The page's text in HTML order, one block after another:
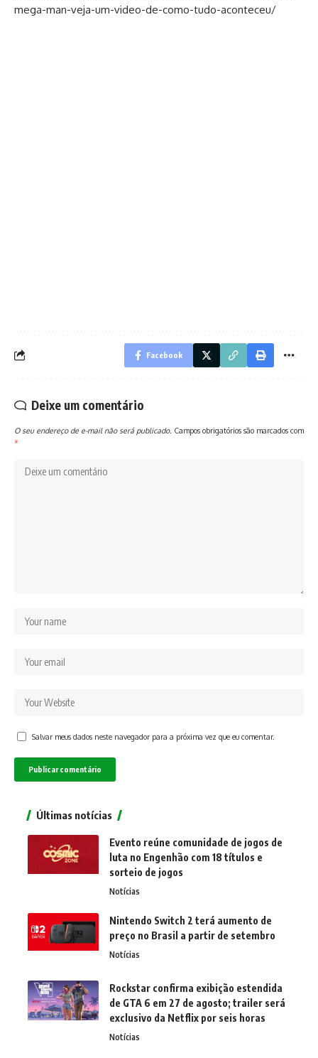
mega-man-veja-um-video-de-como-tudo-aconteceu/
Facebook
Deixe um comentário
O seu endereço de e-mail não será publicado. Campos obrigatórios são marcados com
*
Salvar meus dados neste navegador para a próxima vez que eu comentar.
Últimas notícias
Evento reúne comunidade de jogos de
luta no Engenhão com 18 títulos e
sorteio de jogos
Notícias
Nintendo Switch 2 terá aumento de
preço no Brasil a partir de setembro
Notícias
Rockstar confirma exibição estendida
de GTA 6 em 27 de agosto; trailer será
exclusivo da Netflix por seis horas
Notícias